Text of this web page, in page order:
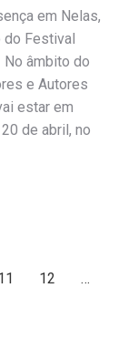
em Nelas,
do Festival
No âmbito do
e Autores
estar em
de abril, no
12
…